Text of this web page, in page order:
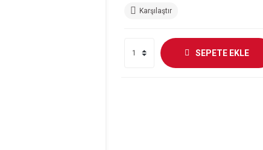
Karşılaştır
SEPETE EKLE